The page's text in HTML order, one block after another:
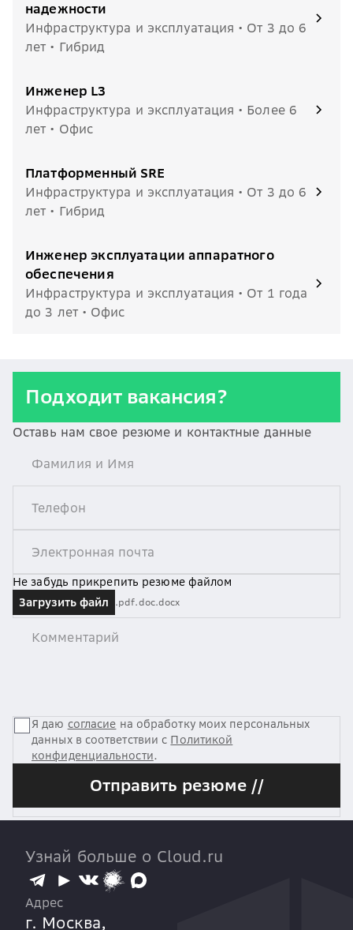
надежности
Инфраструктура и эксплуатация • От 3 до 6
лет • Гибрид
Инженер L3
Инфраструктура и эксплуатация • Более 6
лет • Офис
Платформенный SRE
Инфраструктура и эксплуатация • От 3 до 6
лет • Гибрид
Инженер эксплуатации аппаратного
обеспечения
Инфраструктура и эксплуатация • От 1 года
до 3 лет • Офис
Подходит вакансия?
Оставь нам свое резюме и контактные данные
Не забудь прикрепить резюме файлом
Загрузить файл
.pdf.doc.docx
Я даю согласие на обработку моих персональных
данных в соответствии с Политикой
конфиденциальности.
Отправить резюме //
Узнай больше о Cloud.ru
Адрес
г. Москва,